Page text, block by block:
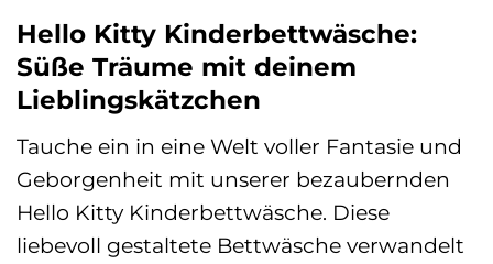
Hello Kitty Kinderbettwäsche:
Süße Träume mit deinem
Lieblingskätzchen
Tauche ein in eine Welt voller Fantasie und
Geborgenheit mit unserer bezaubernden
Hello Kitty Kinderbettwäsche. Diese
liebevoll gestaltete Bettwäsche verwandelt